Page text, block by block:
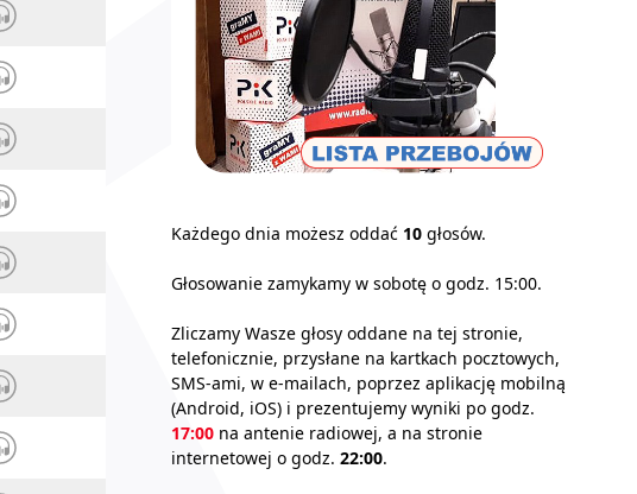
Każdego dnia możesz oddać 10 głosów.
Głosowanie zamykamy w sobotę o godz. 15:00.
Zliczamy Wasze głosy oddane na tej stronie,
telefonicznie, przysłane na kartkach pocztowych,
SMS-ami, w e-mailach, poprzez aplikację mobilną
(Android, iOS) i prezentujemy wyniki po godz.
17:00 na antenie radiowej, a na stronie
internetowej o godz. 22:00.